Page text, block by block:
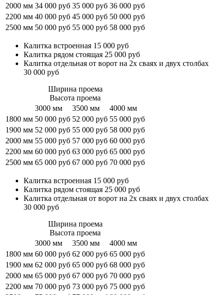
2000 мм 34 000 руб 35 000 руб 36 000 руб
2200 мм 40 000 руб 45 000 руб 50 000 руб
2500 мм 50 000 руб 55 000 руб 58 000 руб
Калитка встроенная 15 000 руб
Калитка рядом стоящая 25 000 руб
Калитка отдельная от ворот на 2х сваях и двух столбах
30 000 руб
Ширина проема
Высота проема
3000 мм
3500 мм
4000 мм
1800 мм 50 000 руб 52 000 руб 55 000 руб
1900 мм 52 000 руб 55 000 руб 58 000 руб
2000 мм 55 000 руб 57 000 руб 60 000 руб
2200 мм 60 000 руб 63 000 руб 65 000 руб
2500 мм 65 000 руб 67 000 руб 70 000 руб
Калитка встроенная 15 000 руб
Калитка рядом стоящая 25 000 руб
Калитка отдельная от ворот на 2х сваях и двух столбах
30 000 руб
Ширина проема
Высота проема
3000 мм
3500 мм
4000 мм
1800 мм 60 000 руб 62 000 руб 65 000 руб
1900 мм 62 000 руб 65 000 руб 68 000 руб
2000 мм 65 000 руб 67 000 руб 70 000 руб
2200 мм 70 000 руб 73 000 руб 75 000 руб